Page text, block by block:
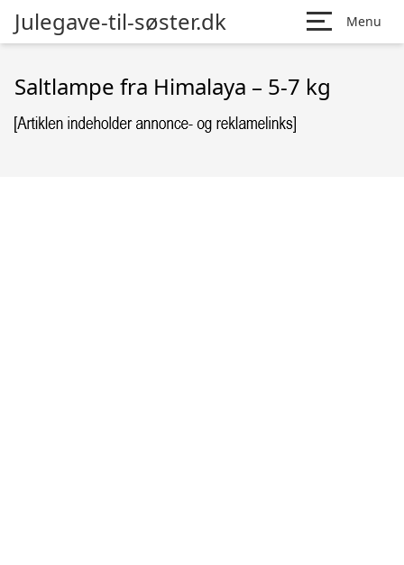
Julegave-til-søster.dk Menu
Saltlampe fra Himalaya – 5-7 kg